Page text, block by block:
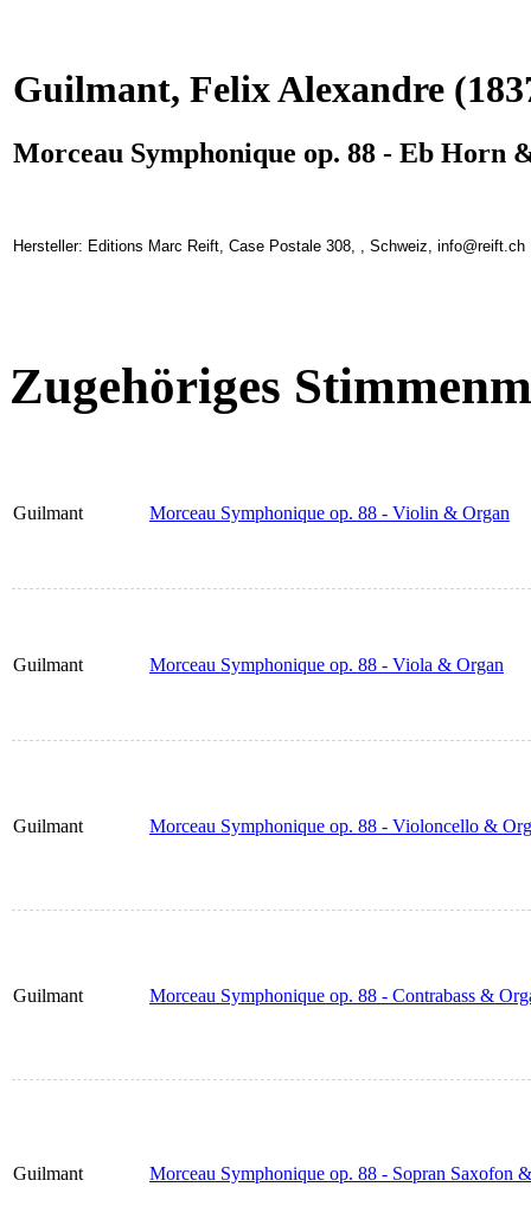
Guilmant, Felix Alexandre
Morceau Symphonique op. 88 - Eb Horn
Hersteller: Editions Marc Reift, Case Postale 308, , Schweiz, info@reift.ch
Zugehöriges
Guilmant Morceau Symphonique op. 88 - Violin & Organ
Guilmant Morceau Symphonique op. 88 - Viola & Organ
Guilmant Morceau Symphonique op. 88 - Violoncello &
Guilmant Morceau Symphonique op. 88 - Contrabass &
Guilmant Morceau Symphonique op. 88 - Sopran Saxofon